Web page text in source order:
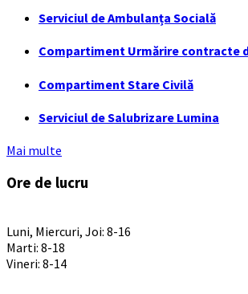
Serviciul de Ambulanța Socială
Compartiment Urmărire contracte
Compartiment Stare Civilă
Serviciul de Salubrizare Lumina
Mai multe
Ore de lucru
Luni, Miercuri, Joi: 8-16
Marti: 8-18
Vineri: 8-14